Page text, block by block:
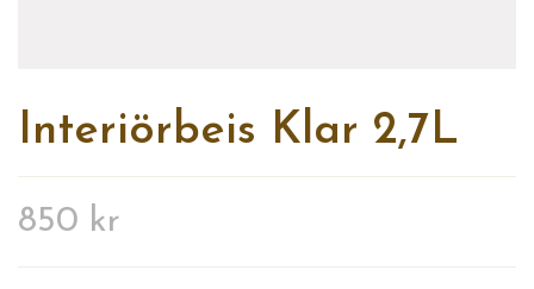
Interiörbeis Klar 2,7L
850 kr